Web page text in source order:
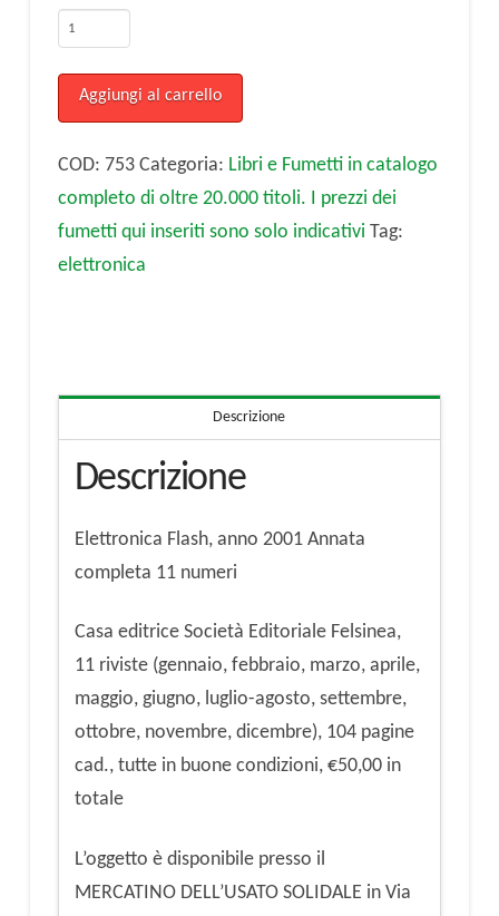
Elettronica
anno
2001
Annata
completa
11
numeri
Aggiungi al carrello
COD: 753 Categoria: Libri e Fumetti in catalogo
completo di oltre 20.000 titoli. I prezzi dei
fumetti qui inseriti sono solo indicativi Tag:
elettronica
Descrizione
Descrizione
Elettronica Flash, anno 2001 Annata
completa 11 numeri
Casa editrice Società Editoriale Felsinea,
11 riviste (gennaio, febbraio, marzo, aprile,
maggio, giugno, luglio-agosto, settembre,
ottobre, novembre, dicembre), 104 pagine
cad., tutte in buone condizioni, €50,00 in
totale
L’oggetto è disponibile presso il
MERCATINO DELL’USATO SOLIDALE in Via